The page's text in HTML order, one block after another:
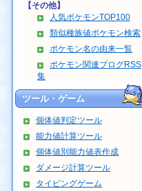
【その他】
人気ポケモンTOP100
類似種族値ポケモン検索
ポケモン名の由来一覧
ポケモン関連ブログRSS
集
ツール・ゲーム
個体値判定ツール
能力値計算ツール
個体値別能力値表作成
ダメージ計算ツール
タイピングゲーム